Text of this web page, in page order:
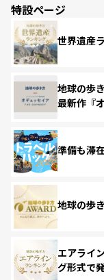
特設ページ
世界遺産
地球の歩
最新作『
準備も滞
地球の歩
エアライ
グ形式で